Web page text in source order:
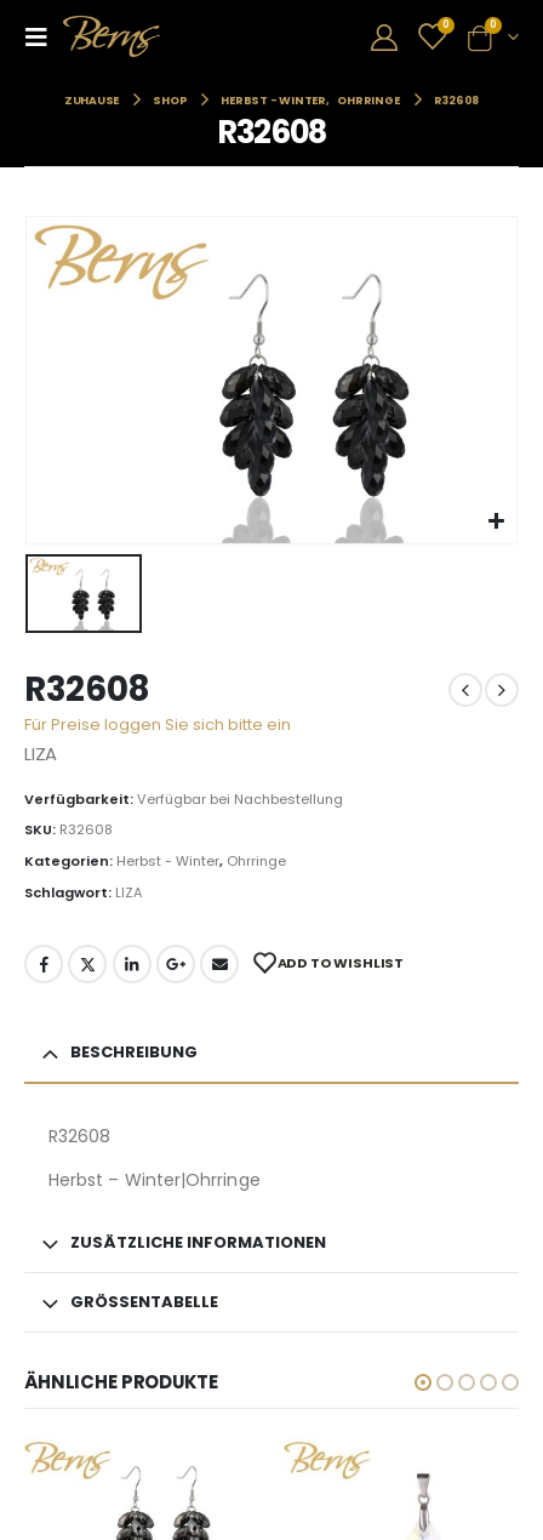
0 0
ZUHAUSE SHOP HERBST - WINTER, OHRRINGE R32608
R32608
R32608
Für Preise loggen Sie sich bitte ein
LIZA
Verfügbarkeit:Verfügbar bei Nachbestellung
SKU: R32608
Kategorien: Herbst - Winter, Ohrringe
Schlagwort: LIZA
ADD TO WISHLIST
BESCHREIBUNG
R32608
Herbst – Winter|Ohrringe
ZUSÄTZLICHE INFORMATIONEN
GRÖSSENTABELLE
ÄHNLICHE PRODUKTE